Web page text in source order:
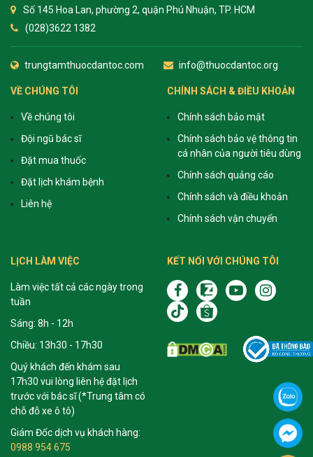
Số 145 Hoa Lan, phường 2, quận Phú Nhuận, TP. HCM
(028)3622 1382
trungtamthuocdantoc.com info@thuocdantoc.org
VỀ CHÚNG TÔI
Về chúng tôi
Đội ngũ bác sĩ
Đặt mua thuốc
Đặt lịch khám bệnh
Liên hệ
CHÍNH SÁCH & ĐIỀU KHOẢN
Chính sách bảo mật
Chính sách bảo vệ thông tin
cá nhân của người tiêu dùng
Chính sách quảng cáo
Chính sách và điều khoản
Chính sách vận chuyển
LỊCH LÀM VIỆC
Làm việc tất cả các ngày trong
tuần
Sáng: 8h - 12h
Chiều: 13h30 - 17h30
Quý khách đến khám sau
17h30 vui lòng liên hệ đặt lịch
trước với bác sĩ (*Trung tâm có
chỗ đỗ xe ô tô)
Giám Đốc dịch vụ khách hàng:
0988 954 675
KẾT NỐI VỚI CHÚNG TÔI